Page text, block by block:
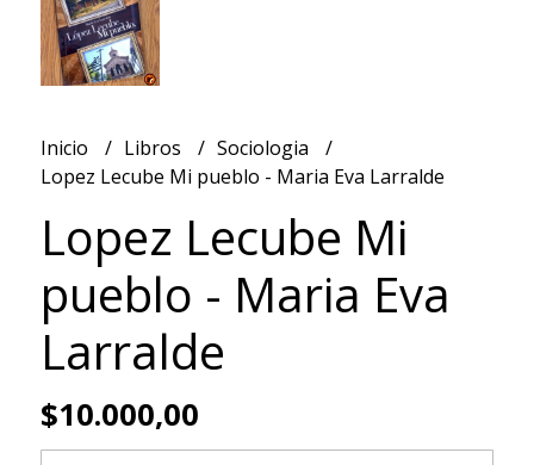
Inicio Libros
Sociologia
Lopez Lecube Mi pueblo - Maria Eva Larralde
Lopez Lecube Mi
pueblo - Maria Eva
Larralde
$10.000,00